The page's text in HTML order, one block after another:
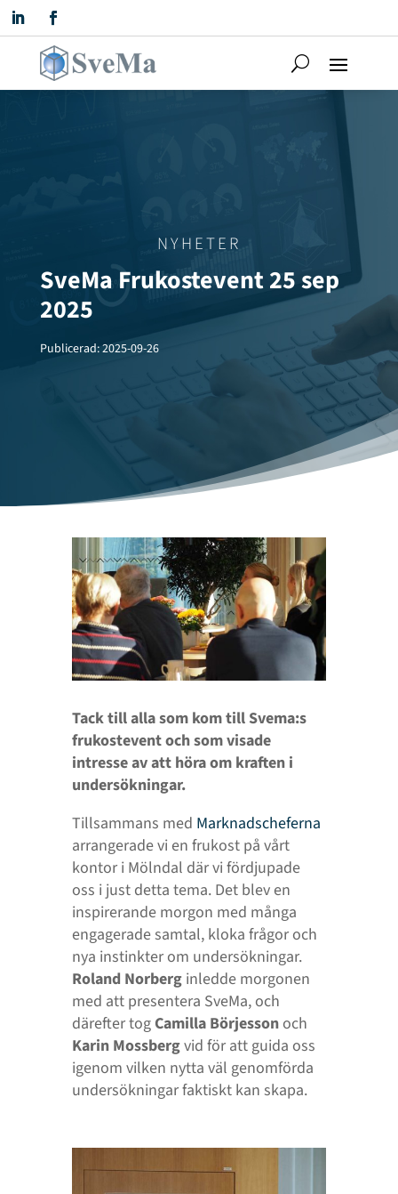
NYHETER
SveMa Frukostevent 25 sep
2025
Publicerad: 2025-09-26
Tack till alla som kom till Svema:s
frukostevent och som visade
intresse av att höra om kraften i
undersökningar.
Tillsammans med Marknadscheferna
arrangerade vi en frukost på vårt
kontor i Mölndal där vi fördjupade
oss i just detta tema. Det blev en
inspirerande morgon med många
engagerade samtal, kloka frågor och
nya instinkter om undersökningar.
Roland Norberginledde morgonen
med att presentera SveMa, och
därefter tog Camilla Börjessonoch
Karin Mossbergvid för att guida oss
igenom vilken nytta väl genomförda
undersökningar faktiskt kan skapa.